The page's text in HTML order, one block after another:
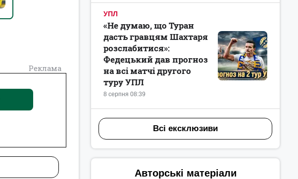
Реклама
УПЛ
8 серпня 08:39
«Не думаю, що Туран
дасть гравцям Шахтаря
розслабитися»:
Федецький дав прогноз
на всі матчі другого
туру УПЛ
Всі ексклюзиви
Авторські матеріали